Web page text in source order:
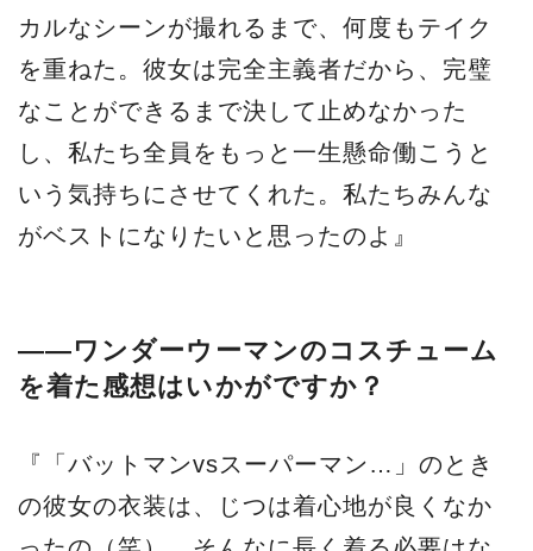
カルなシーンが撮れるまで、何度もテイク
を重ねた。彼女は完全主義者だから、完璧
なことができるまで決して止めなかった
し、私たち全員をもっと一生懸命働こうと
いう気持ちにさせてくれた。私たちみんな
がベストになりたいと思ったのよ』
――ワンダーウーマンのコスチューム
を着た感想はいかがですか？
『「バットマンvsスーパーマン…」のとき
の彼女の衣装は、じつは着心地が良くなか